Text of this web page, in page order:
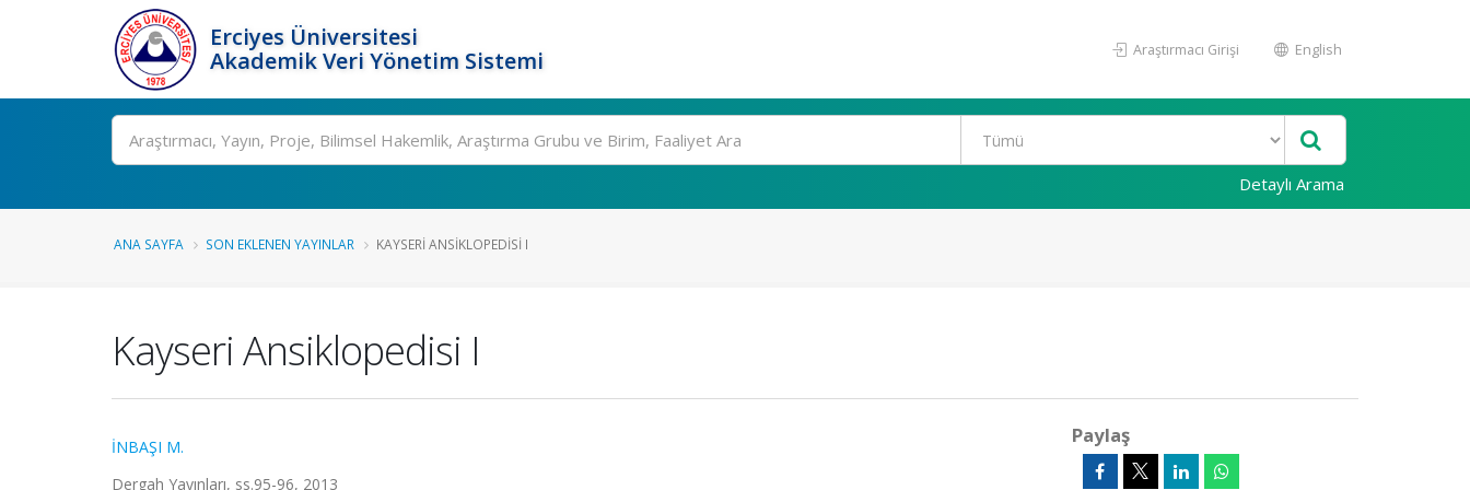
Erciyes Üniversitesi
Akademik Veri Yönetim Sistemi
Araştırmacı Girişi English
Ara
Detaylı Arama
ANA SAYFA SON EKLENEN YAYINLAR KAYSERI ANSIKLOPEDISI I
Kayseri Ansiklopedisi I
İNBAŞI M.
Dergah Yayınları, ss.95-96, 2013
Paylaş